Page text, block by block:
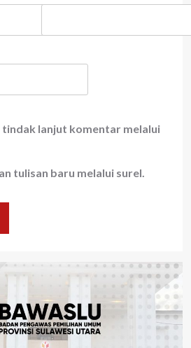
tindak lanjut komentar melalui
tulisan baru melalui surel.